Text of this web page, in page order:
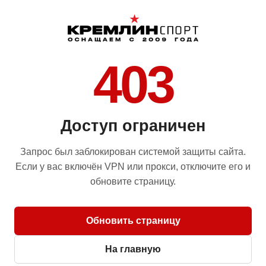
403
Доступ ограничен
Запрос был заблокирован системой защиты сайта.
Если у вас включён VPN или прокси, отключите его и
обновите страницу.
Обновить страницу
На главную